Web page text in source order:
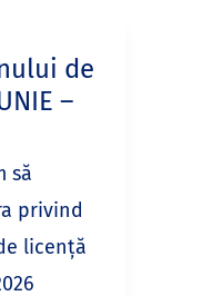
de
–
să
privind
licență